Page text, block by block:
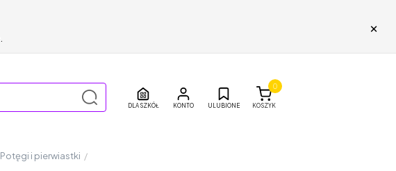
×
DLA SZKÓŁ ULUBIONE KOSZYK
0
Potęgi i pierwiastki /